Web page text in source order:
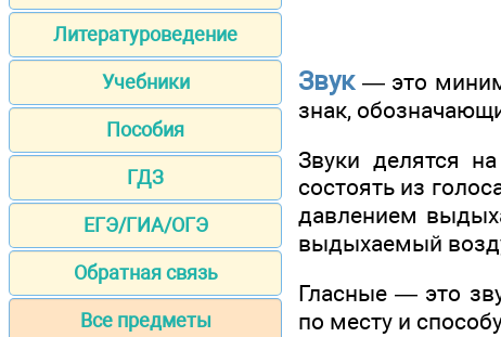
Литературоведение
Учебники
Пособия
ГДЗ
ЕГЭ/ГИА/ОГЭ
Обратная связь
Все предметы
Звук— это
знак,
Звуки делятся
состоять из
давлением
выдыхаемый
Гласные — это
по месту и